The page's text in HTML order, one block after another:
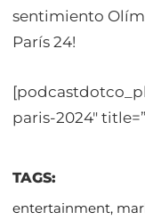
sentimiento
París 24!
paris-2024″
TAGS:
entertainment,